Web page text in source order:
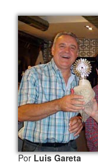
PorLuis Gareta